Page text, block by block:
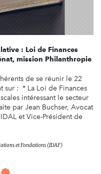
: Loi de Finances
mission Philanthropie
de se réunir le 22
sur : * La Loi de Finances
intéressant le secteur
par Jean Buchser, Avocat
et Vice-Président de
et Fondations (IDAF)